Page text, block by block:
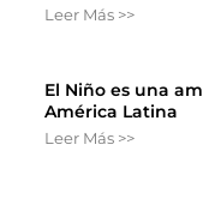
Leer Más >>
El Niño es una
América Latina
Leer Más >>